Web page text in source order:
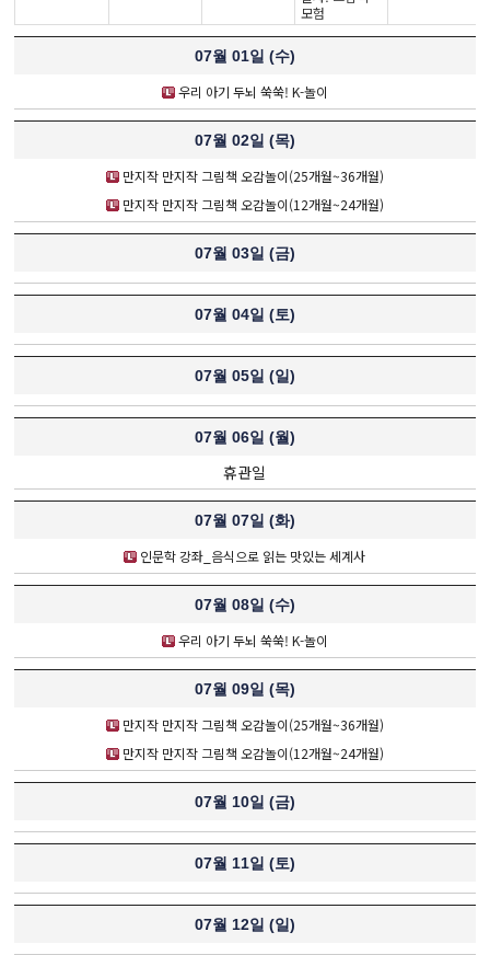
모험
07월 01일 (수)
우리 아기 두뇌 쑥쑥! K-놀이
07월 02일 (목)
만지작 만지작 그림책 오감놀이(25개월~36개월)
만지작 만지작 그림책 오감놀이(12개월~24개월)
07월 03일 (금)
07월 04일 (토)
07월 05일 (일)
07월 06일 (월)
휴관일
07월 07일 (화)
인문학 강좌_음식으로 읽는 맛있는 세계사
07월 08일 (수)
우리 아기 두뇌 쑥쑥! K-놀이
07월 09일 (목)
만지작 만지작 그림책 오감놀이(25개월~36개월)
만지작 만지작 그림책 오감놀이(12개월~24개월)
07월 10일 (금)
07월 11일 (토)
07월 12일 (일)